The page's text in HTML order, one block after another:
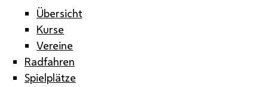
Übersicht
Kurse
Vereine
Radfahren
Spielplätze